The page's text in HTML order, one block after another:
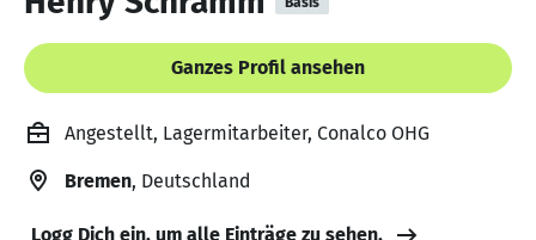
Ganzes Profil ansehen
Angestellt, Lagermitarbeiter, Conalco OHG
Bremen, Deutschland
Logg Dich ein, um alle Einträge zu sehen.